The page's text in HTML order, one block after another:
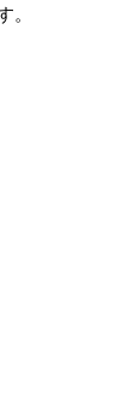
。